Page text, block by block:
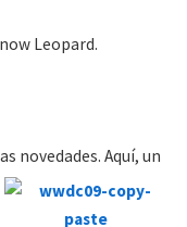
Leopard.
novedades. Aquí, un